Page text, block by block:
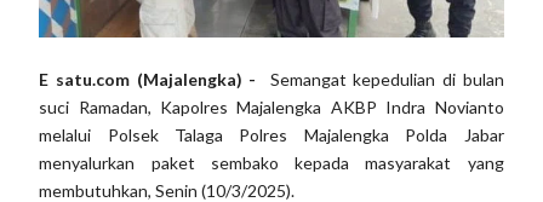
E satu.com (Majalengka) - Semangat kepedulian di bulan
suci Ramadan, Kapolres Majalengka AKBP Indra Novianto
melalui Polsek Talaga Polres Majalengka Polda Jabar
menyalurkan paket sembako kepada masyarakat yang
membutuhkan, Senin (10/3/2025).